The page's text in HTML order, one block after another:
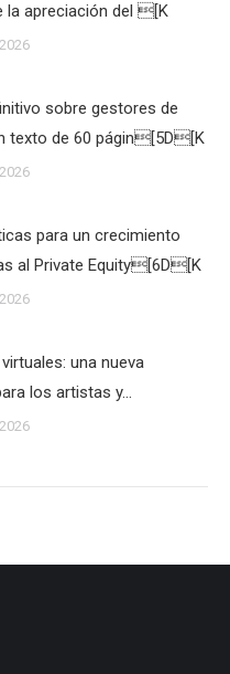
la apreciación del [K
sobre gestores de
texto de 60 págin[5D[K
para un crecimiento
al Private Equity[6D[K
una nueva
los artistas y…